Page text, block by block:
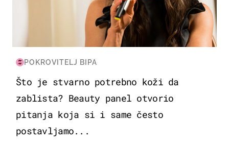
POKROVITELJ BIPA
Što je stvarno potrebno koži da
zablista? Beauty panel otvorio
pitanja koja si i same često
postavljamo...